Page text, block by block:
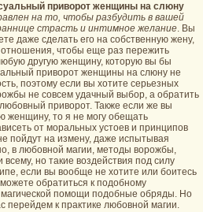
приворот женщины на слюну
на то, чтобы разбудить в вашей
страсть и интимное желание. Вы
даже сделать его на собственную жену,
чтобы еще раз пережить
другую женщину, которую вы бы
приворот женщины на слюну не
поэтому если вы хотите серьезных
не совсем удачный выбор, а обратить
приворот. Также если же вы
женщину, то я не могу обещать
от моральных устоев и принципов
пойдут на измену, даже испытывая
в любовной магии, методы ворожбы,
но такие воздействия под силу
если вы вообще не хотите или боитесь
обратиться к подобному
магической помощи подобные обряды. Но
перейдем к практике любовной магии.